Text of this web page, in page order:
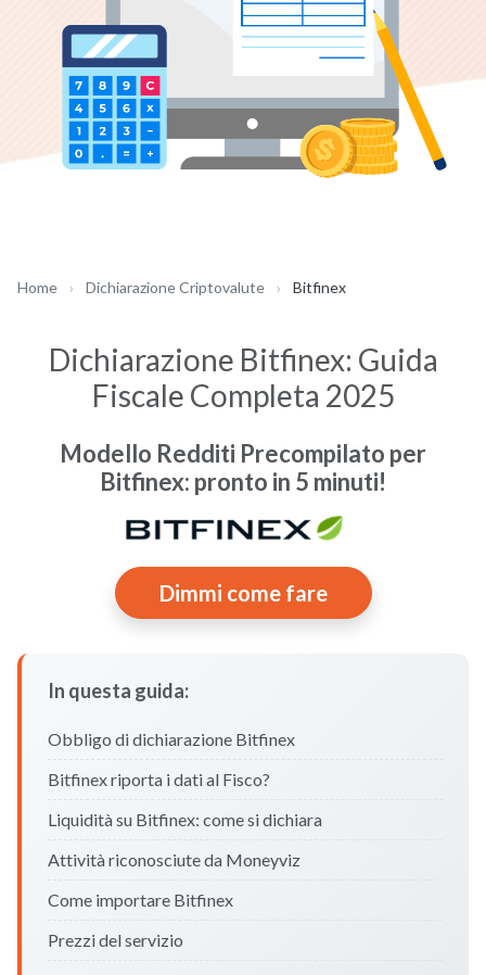
Home › Dichiarazione Criptovalute › Bitfinex
Dichiarazione Bitfinex: Guida
Fiscale Completa 2025
Modello Redditi Precompilato per
Bitfinex: pronto in 5 minuti!
Dimmi come fare
In questa guida:
Obbligo di dichiarazione Bitfinex
Bitfinex riporta i dati al Fisco?
Liquidità su Bitfinex: come si dichiara
Attività riconosciute da Moneyviz
Come importare Bitfinex
Prezzi del servizio
Accetto iTermini e Condizioni Privacy Policy
Inizia Chat
Hai già un account?Accedi